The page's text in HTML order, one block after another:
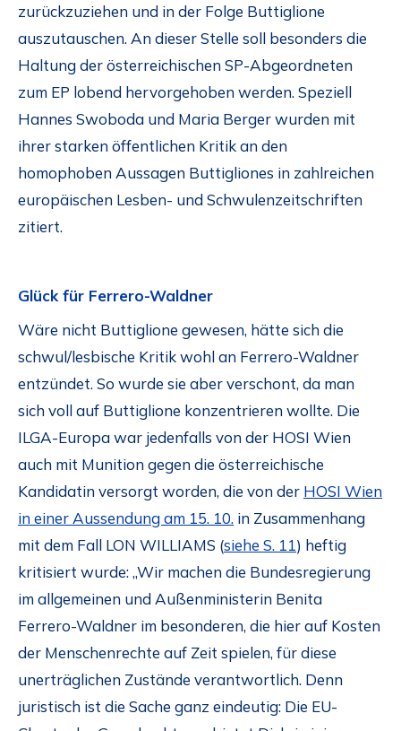
zurückzuziehen und in der Folge Buttiglione
auszutauschen. An dieser Stelle soll besonders die
Haltung der österreichischen SP-Abgeordneten
zum EP lobend hervorgehoben werden. Speziell
Hannes Swoboda und Maria Berger wurden mit
ihrer starken öffentlichen Kritik an den
homophoben Aussagen Buttigliones in zahlreichen
europäischen Lesben- und Schwulenzeitschriften
zitiert.
Glück für Ferrero-Waldner
Wäre nicht Buttiglione gewesen, hätte sich die
schwul/lesbische Kritik wohl an Ferrero-Waldner
entzündet. So wurde sie aber verschont, da man
sich voll auf Buttiglione konzentrieren wollte. Die
ILGA-Europa war jedenfalls von der HOSI Wien
auch mit Munition gegen die österreichische
Kandidatin versorgt worden, die von der HOSI Wien
in einer Aussendung am 15. 10. in Zusammenhang
mit dem Fall LON WILLIAMS (siehe S. 11) heftig
kritisiert wurde: „Wir machen die Bundesregierung
im allgemeinen und Außenministerin Benita
Ferrero-Waldner im besonderen, die hier auf Kosten
der Menschenrechte auf Zeit spielen, für diese
unerträglichen Zustände verantwortlich. Denn
juristisch ist die Sache ganz eindeutig: Die EU-